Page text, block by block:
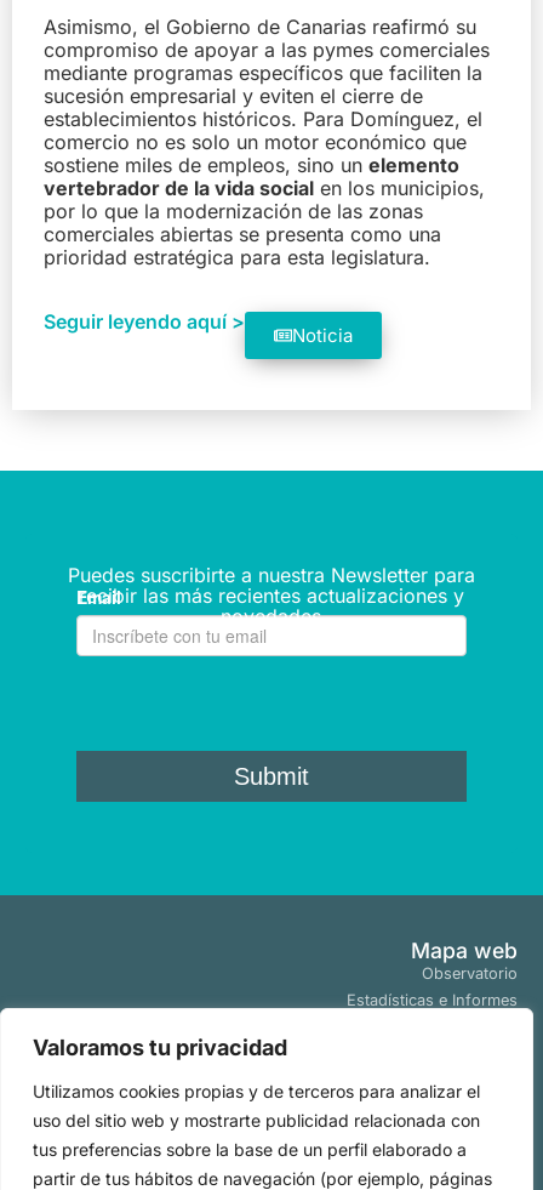
Valoramos tu privacidad
Utilizamos cookies propias y de terceros para analizar el
uso del sitio web y mostrarte publicidad relacionada con
tus preferencias sobre la base de un perfil elaborado a
partir de tus hábitos de navegación (por ejemplo, páginas
Asimismo, el Gobierno de Canarias reafirmó su
compromiso de apoyar a las pymes comerciales
mediante programas específicos que faciliten la
sucesión empresarial y eviten el cierre de
establecimientos históricos. Para Domínguez, el
comercio no es solo un motor económico que
sostiene miles de empleos, sino un elemento
vertebrador de la vida social en los municipios,
por lo que la modernización de las zonas
comerciales abiertas se presenta como una
prioridad estratégica para esta legislatura.
Seguir leyendo aquí >
Noticia
Puedes suscribirte a nuestra Newsletter para
recibir las más recientes actualizaciones y
novedades
Mapa web
Observatorio
Estadísticas e Informes
Tendencias
Políticas
Aviso Legal